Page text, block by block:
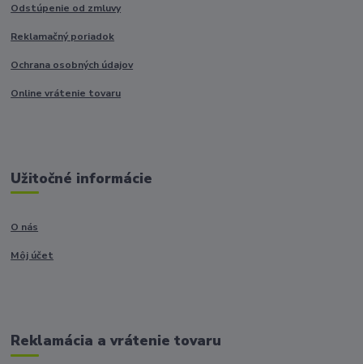
Odstúpenie od zmluvy
Reklamačný poriadok
Ochrana osobných údajov
Online vrátenie tovaru
Užitočné informácie
O nás
Môj účet
Reklamácia a vrátenie tovaru